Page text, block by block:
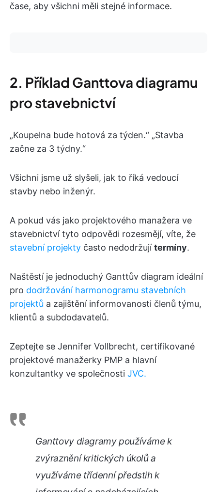
čase, aby všichni měli stejné informace.
2. Příklad Ganttova diagramu
pro stavebnictví
„Koupelna bude hotová za týden.“ „Stavba
začne za 3 týdny.“
Všichni jsme už slyšeli, jak to říká vedoucí
stavby nebo inženýr.
A pokud vás jako projektového manažera ve
stavebnictví tyto odpovědi rozesmějí, víte, že
stavební projekty často nedodržujítermíny.
Naštěstí je jednoduchý Ganttův diagram ideální
pro dodržování harmonogramu stavebních
projektů a zajištění informovanosti členů týmu,
klientů a subdodavatelů.
Zeptejte se Jennifer Vollbrecht, certifikované
projektové manažerky PMP a hlavní
konzultantky ve společnosti JVC.
Ganttovy diagramy používáme k
zvýraznění kritických úkolů a
využíváme třídenní předstih k